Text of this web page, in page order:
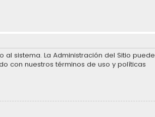
sistema. La Administración del Sitio puede
con nuestros términos de uso y políticas